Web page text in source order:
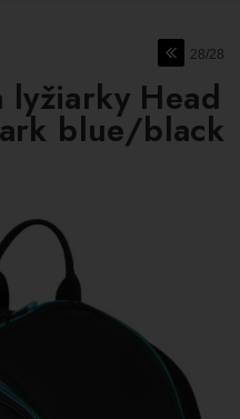
28/28
lyžiarky Head
blue/black